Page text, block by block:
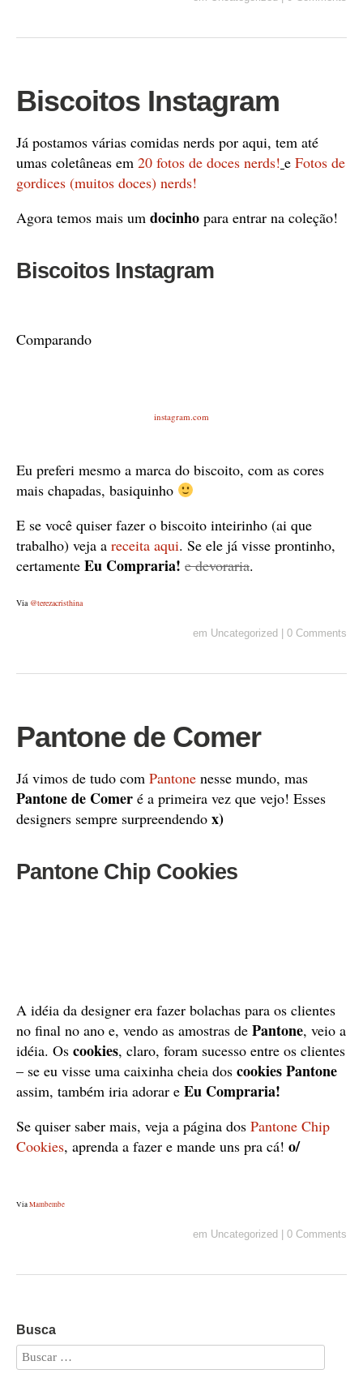
Biscoitos Instagram
Já postamos várias comidas nerds por aqui, tem até
umas coletâneas em 20 fotos de doces nerds! e Fotos de
gordices (muitos doces) nerds!
Agora temos mais um docinho para entrar na coleção!
Biscoitos Instagram
Comparando
instagram.com
Eu preferi mesmo a marca do biscoito, com as cores
mais chapadas, basiquinho
E se você quiser fazer o biscoito inteirinho (ai que
trabalho) veja a receita aqui. Se ele já visse prontinho,
certamente Eu Compraria! e devoraria.
Via @terezacristhina
em Uncategorized 0 Comments
Pantone de Comer
Já vimos de tudo com Pantone nesse mundo, mas
Pantone de Comer é a primeira vez que vejo! Esses
designers sempre surpreendendo x)
Pantone Chip Cookies
A idéia da designer era fazer bolachas para os clientes
no final no ano e, vendo as amostras de Pantone, veio a
idéia. Os cookies, claro, foram sucesso entre os clientes
– se eu visse uma caixinha cheia dos cookies Pantone
assim, também iria adorar e Eu Compraria!
Se quiser saber mais, veja a página dos Pantone Chip
Cookies, aprenda a fazer e mande uns pra cá! o/
ViaMambembe
em Uncategorized 0 Comments
Busca